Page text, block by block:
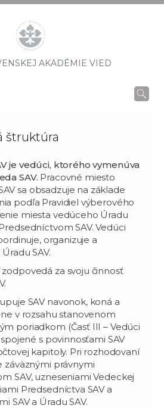
AKADÉMIE VIED
štruktúra
je vedúci, ktorého vymenúva
SAV. Pracovné miesto
sa obsadzuje na základe
podľa Pravidiel výberového
miesta vedúceho Úradu
SAV. Vedúci
organizuje a
SAV.
zodpovedá za svoju činnosť
SAV navonok, koná a
v rozsahu stanovenom
poriadkom (Časť III – Vedúci
s povinnosťami SAV
kapitoly. Pri rozhodovaní
záväznými právnymi
SAV, uzneseniami Vedeckej
Predsedníctva SAV a
SAV a Úradu SAV.